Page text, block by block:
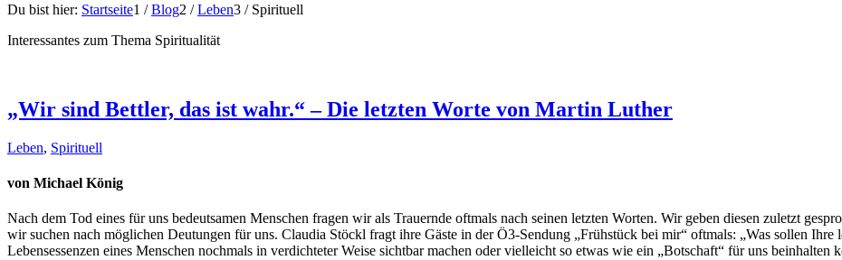
Du bist hier: Startseite1 / Blog2 / Leben3 / Spirituell
Interessantes zum Thema Spiritualität
„Wir sind Bettler, das ist wahr.“ – Die letzten Worte von Martin Luther
Leben, Spirituell
von Michael König
Nach dem Tod eines für uns bedeutsamen Menschen fragen wir als Trauernde oftmals nach seinen letzten Worten. Wir geben diesen zuletzt
wir suchen nach möglichen Deutungen für uns. Claudia Stöckl fragt ihre Gäste in der Ö3-Sendung „Frühstück bei mir“ oftmals: „Was sollen Ihre
Lebensessenzen eines Menschen nochmals in verdichteter Weise sichtbar machen oder vielleicht so etwas wie ein „Botschaft“ für uns beinhalten